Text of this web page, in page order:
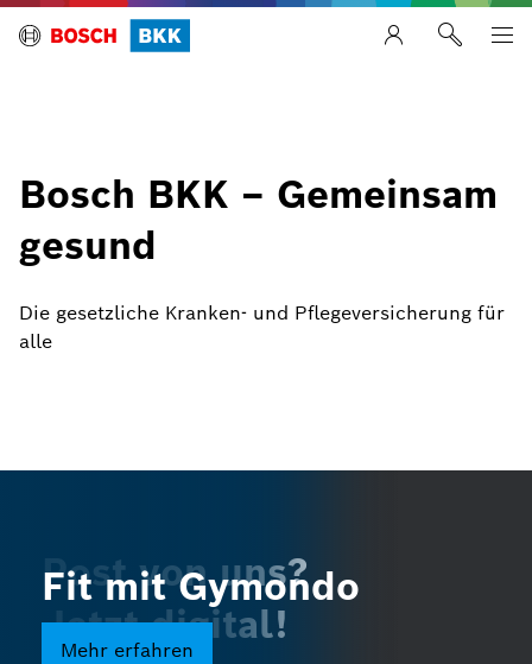
Bosch BKK – Gemeinsam
gesund
Die gesetzliche Kranken- und Pflegeversicherung für
alle
Post von uns?
Jetzt digital!
Fit mit Gymondo
Mehr erfahren
Sorglos die Welt
entdecken